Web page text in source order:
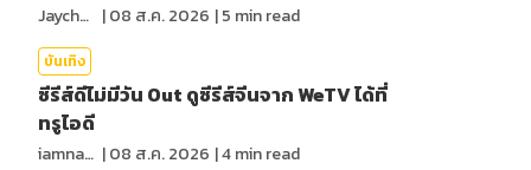
Jaychou |08 ส.ค. 2026 |5 min read
บันเทิง
ซีรีส์ดีไม่มีวัน Out ดูซีรีส์จีนจาก WeTV ได้ที่
ทรูไอดี
iamnan23 |08 ส.ค. 2026 |4min read